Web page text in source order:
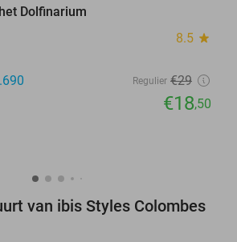
Dolfinarium
8.5 star
Regulier €29
€18,50
van ibis Styles Colombes